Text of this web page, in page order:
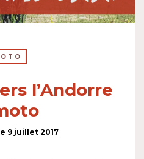
l’Andorre
9 juillet 2017